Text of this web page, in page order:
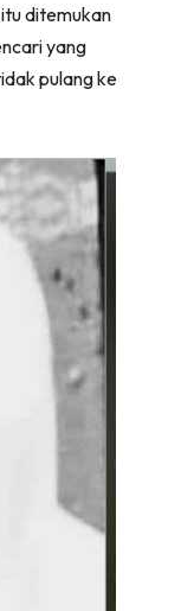
ditemukan
yang
pulang ke